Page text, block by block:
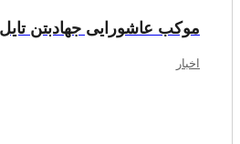
موکب عاشورایی جهادبتن تایل
اخبار